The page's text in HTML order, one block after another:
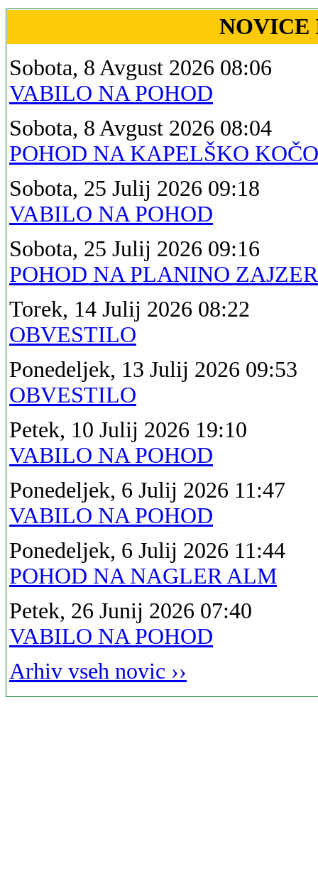
NOVICE
Sobota, 8 Avgust 2026 08:06
VABILO NA POHOD
Sobota, 8 Avgust 2026 08:04
POHOD NA KAPELŠKO KOČO
Sobota, 25 Julij 2026 09:18
VABILO NA POHOD
Sobota, 25 Julij 2026 09:16
POHOD NA PLANINO
Torek, 14 Julij 2026 08:22
OBVESTILO
Ponedeljek, 13 Julij 2026 09:53
OBVESTILO
Petek, 10 Julij 2026 19:10
VABILO NA POHOD
Ponedeljek, 6 Julij 2026 11:47
VABILO NA POHOD
Ponedeljek, 6 Julij 2026 11:44
POHOD NA NAGLER ALM
Petek, 26 Junij 2026 07:40
VABILO NA POHOD
Arhiv vseh novic ››